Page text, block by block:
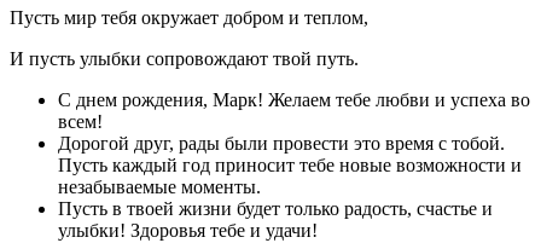
Пусть мир тебя окружает добром и теплом,
И пусть улыбки сопровождают твой путь.
С днем рождения, Марк! Желаем тебе любви и успеха во
всем!
Дорогой друг, рады были провести это время с тобой.
Пусть каждый год приносит тебе новые возможности и
незабываемые моменты.
Пусть в твоей жизни будет только радость, счастье и
улыбки! Здоровья тебе и удачи!